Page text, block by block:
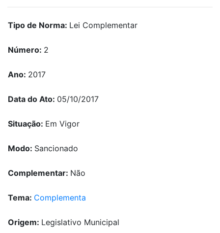
Tipo de Norma: Lei Complementar
Número: 2
Ano: 2017
Data do Ato: 05/10/2017
Situação: Em Vigor
Modo: Sancionado
Complementar: Não
Tema: Complementa
Origem: Legislativo Municipal